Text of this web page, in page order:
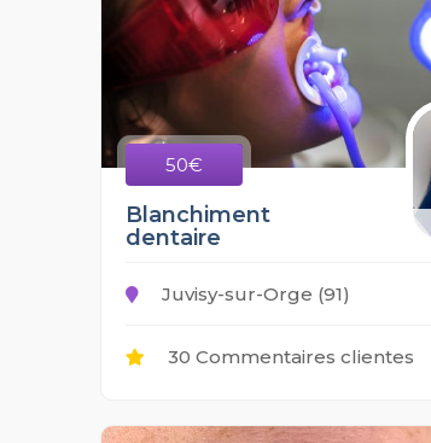
50€
Blanchiment
dentaire
Juvisy-sur-Orge (91)
30 Commentaires clientes